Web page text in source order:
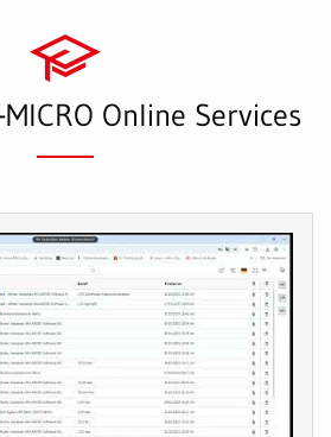
Online Services